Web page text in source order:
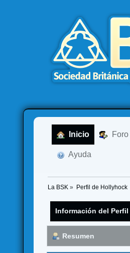
Inicio Foro
Ayuda
La BSK » Perfil de Hollyhock
Información del Perfil
Resumen